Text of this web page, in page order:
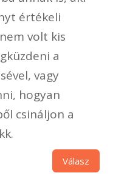
értékeli
volt kis
a
vagy
hogyan
csináljon a
Válasz